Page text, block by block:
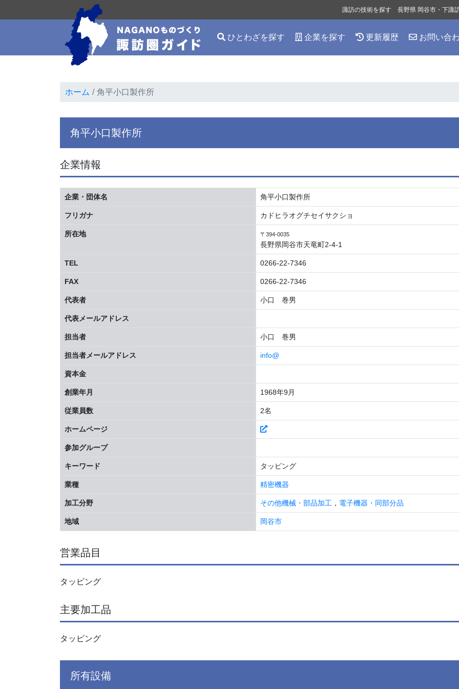
ひとわざを探す 企業を探す 更新履歴 お問い合
諏訪の技術を探す 長野県 岡谷市・下諏
ホーム 角平小口製作所
角平小口製作所
企業情報
企業・団体名 角平小口製作所
フリガナ カドヒラオグチセイサクショ
所在地 〒394-0035
長野県岡谷市天竜町2-4-1
TEL 0266-22-7346
FAX 0266-22-7346
代表者 小口 巻男
代表メールアドレス
担当者 小口 巻男
担当者メールアドレス info@
資本金
創業年月 1968年9月
従業員数 2名
ホームページ
参加グループ
キーワード タッピング
業種 精密機器
加工分野 その他機械・部品加工 ， 電子機器・同部分品
地域 岡谷市
営業品目
タッピング
主要加工品
タッピング
所有設備